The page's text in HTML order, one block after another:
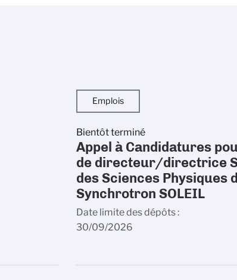
Emplois
Bientôt terminé
Appel à Candidatures
de directeur/directrice
des Sciences Physiques
Synchrotron SOLEIL
Date limite des dépôts
30/09/2026